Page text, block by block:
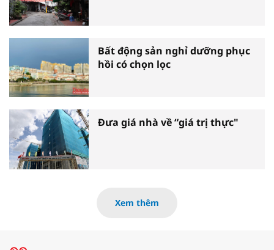
Bất động sản nghỉ dưỡng phục
hồi có chọn lọc
Đưa giá nhà về “giá trị thực"
Xem thêm